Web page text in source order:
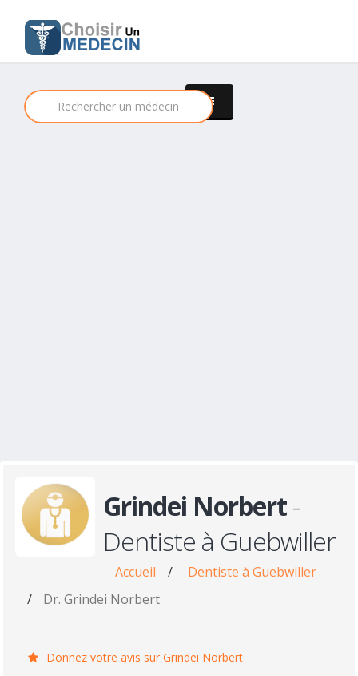
Grindei Norbert-
Dentiste à Guebwiller
Accueil /
Dentiste à Guebwiller
/
Dr. Grindei Norbert
Donnez votre avis sur Grindei Norbert